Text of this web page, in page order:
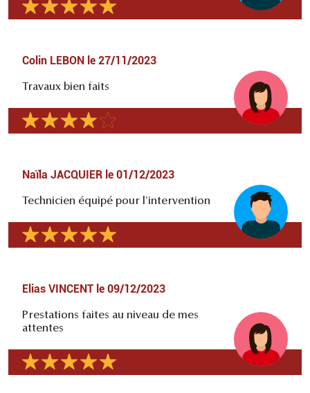
Colin LEBON le 27/11/2023
Travaux bien faits
Naïla JACQUIER le 01/12/2023
Technicien équipé pour l'intervention
Elias VINCENT le 09/12/2023
Prestations faites au niveau de mes
attentes